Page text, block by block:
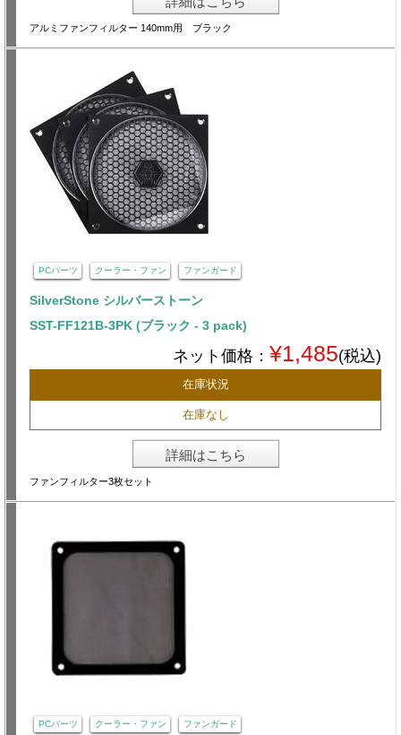
アルミファンフィルター 140mm用 ブラック
PCパーツ クーラー・ファン ファンガード
SilverStone シルバーストーン
SST-FF121B-3PK (ブラック - 3 pack)
ネット価格： ¥1,485(税込)
在庫状況
在庫なし
詳細はこちら
ファンフィルター3枚セット
PCパーツ クーラー・ファン ファンガード